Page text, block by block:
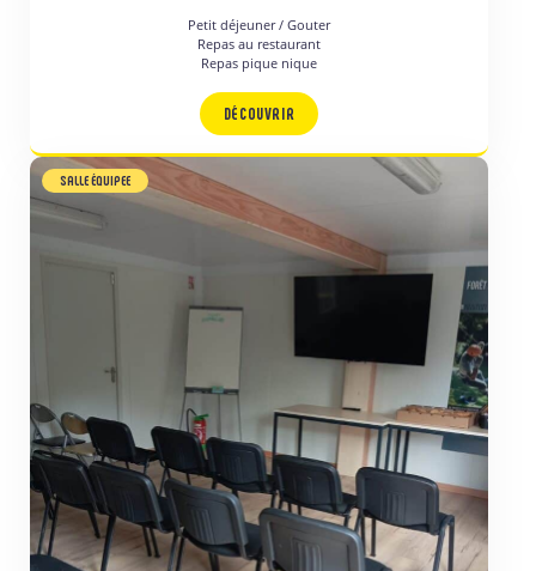
Petit déjeuner / Gouter
Repas au restaurant
Repas pique nique
DÉCOUVRIR
SALLE ÉQUIPEE